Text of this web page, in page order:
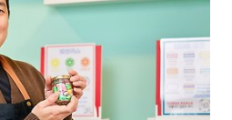
취미가 직업이 된 케이스입니다.
다 보니 어느새 블랙핑크 한복으로
은 저희 디자인을 응원해 주는 많..